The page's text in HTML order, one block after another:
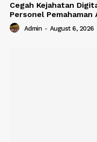
Cegah Kejahatan
Personel Pemahaman
Admin - August 6, 2026